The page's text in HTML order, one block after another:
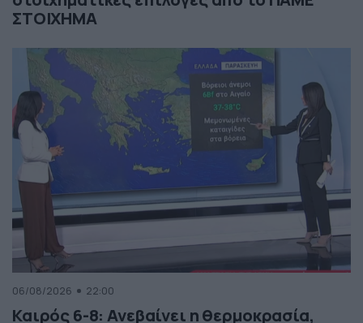
ΣΤΟΙΧΗΜΑ
06/08/2026 22:00
Καιρός 6-8: Ανεβαίνει η θερμοκρασία,